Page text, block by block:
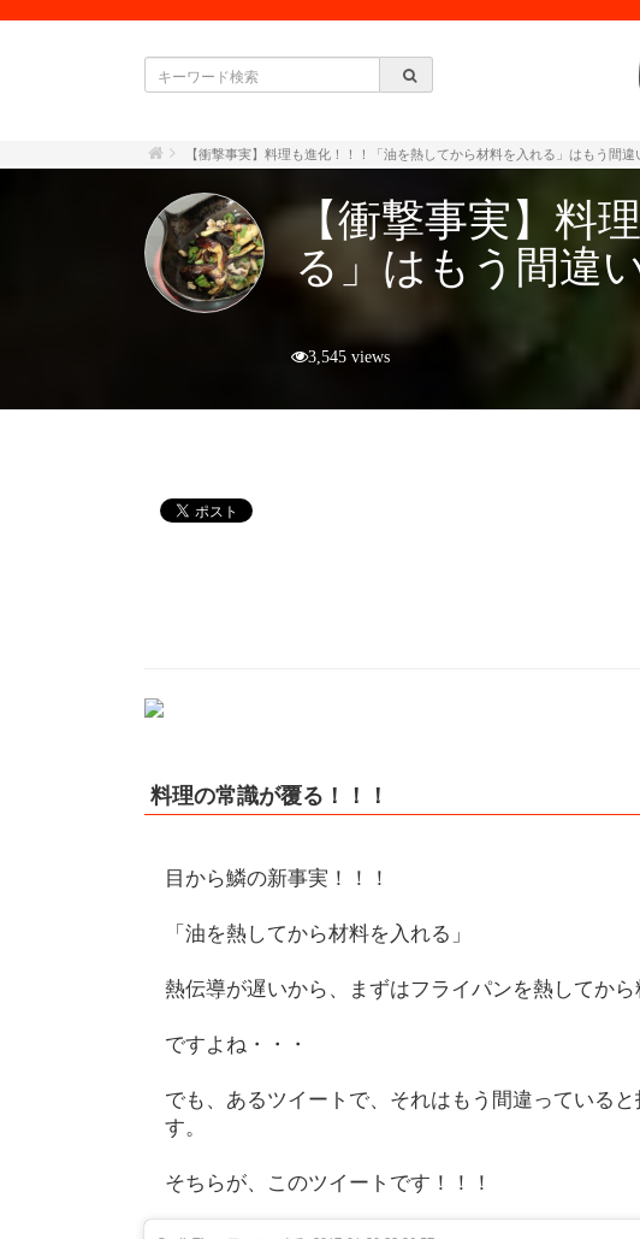
【衝撃事実】料理も進化！！！「油を熱してから材料を入れる」はもう間違
【衝撃事実】料
る」はもう間違
3,545 views
料理の常識が覆る！！！
目から鱗の新事実！！！
「油を熱してから材料を入れる」
熱伝導が遅いから、まずはフライパンを熱してか
ですよね・・・
でも、あるツイートで、それはもう間違っている
す。
そちらが、このツイートです！！！